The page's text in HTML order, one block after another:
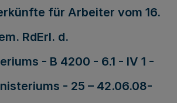
für Arbeiter vom 16.
RdErl. d.
- B 4200 - 6.1 - IV 1 -
- 25 – 42.06.08-